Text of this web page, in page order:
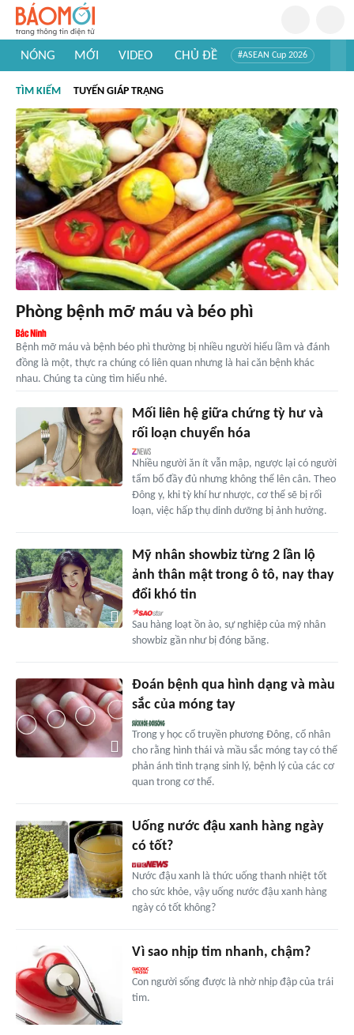
NÓNG MỚI VIDEO CHỦ ĐỀ #ASEAN Cup 2026
#Khám phá thế giới
TÌM KIẾM TUYẾN GIÁP TRẠNG
Phòng bệnh mỡ máu và béo phì
Bệnh mỡ máu và bệnh béo phì thường bị nhiều người hiểu lầm và đánh
đồng là một, thực ra chúng có liên quan nhưng là hai căn bệnh khác
nhau. Chúng ta cùng tìm hiểu nhé.
Mối liên hệ giữa chứng tỳ hư và
rối loạn chuyển hóa
Nhiều người ăn ít vẫn mập, ngược lại có người
tẩm bổ đầy đủ nhưng không thể lên cân. Theo
Đông y, khi tỳ khí hư nhược, cơ thể sẽ bị rối
loạn, việc hấp thụ dinh dưỡng bị ảnh hưởng.
Mỹ nhân showbiz từng 2 lần lộ
ảnh thân mật trong ô tô, nay thay
đổi khó tin
Sau hàng loạt ồn ào, sự nghiệp của mỹ nhân
showbiz gần như bị đóng băng.
Đoán bệnh qua hình dạng và màu
sắc của móng tay
Trong y học cổ truyền phương Đông, cổ nhân
cho rằng hình thái và mầu sắc móng tay có thể
phản ánh tình trạng sinh lý, bệnh lý của các cơ
quan trong cơ thể.
Uống nước đậu xanh hàng ngày
có tốt?
Nước đậu xanh là thức uống thanh nhiệt tốt
cho sức khỏe, vậy uống nước đậu xanh hàng
ngày có tốt không?
Vì sao nhịp tim nhanh, chậm?
Con người sống được là nhờ nhịp đập của trái
tim.